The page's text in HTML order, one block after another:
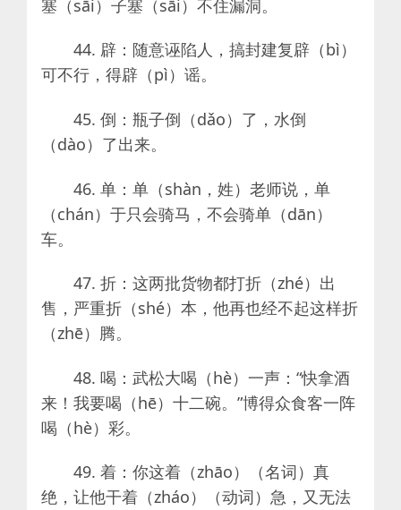
塞（sāi）子塞（sāi）不住漏洞。
44. 辟：随意诬陷人，搞封建复辟（bì）
可不行，得辟（pì）谣。
45. 倒：瓶子倒（dǎo）了，水倒
（dào）了出来。
46. 单：单（shàn，姓）老师说，单
（chán）于只会骑马，不会骑单（dān）
车。
47. 折：这两批货物都打折（zhé）出
售，严重折（shé）本，他再也经不起这样折
（zhē）腾。
48. 喝：武松大喝（hè）一声：“快拿酒
来！我要喝（hē）十二碗。”博得众食客一阵
喝（hè）彩。
49. 着：你这着（zhāo）（名词）真
绝，让他干着（zháo）（动词）急，又无法